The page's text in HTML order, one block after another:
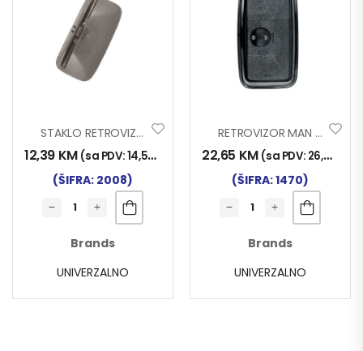
STAKLO RETROVIZORA V6
12,39 KM (sa PDV:14,50
(ŠIFRA: 2008)
Brands
UNIVERZALNO
RETROVIZOR MAN MALI
22,65 KM (sa PDV: 26,50
(ŠIFRA: 1470)
Brands
UNIVERZALNO